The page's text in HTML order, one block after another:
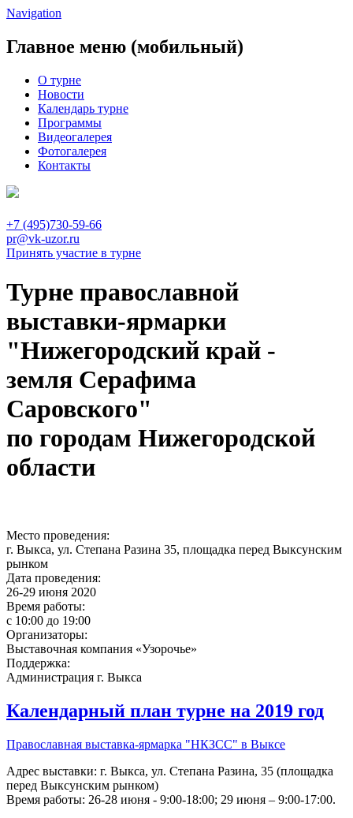
Navigation
Главное меню (мобильный)
О турне
Новости
Календарь турне
Программы
Видеогалерея
Фотогалерея
Контакты
+7 (495)730-59-66
pr@vk-uzor.ru
Принять участие в турне
Турне православной
выставки-ярмарки
"Нижегородский край -
земля Серафима
Саровского"
по городам Нижегородской
области
SISO20-
(1).jpg
Место проведения:
г. Выкса, ул. Степана Разина 35, площадка перед Выксунским
рынком
Дата проведения:
26-29 июня 2020
Время работы:
с 10:00 до 19:00
Организаторы:
Выставочная компания «Узорочье»
Поддержка:
Администрация г. Выкса
Календарный план турне на 2019 год
Православная выставка-ярмарка "НКЗСС" в Выксе
Адрес выставки: г. Выкса, ул. Степана Разина, 35 (площадка
перед Выксунским рынком)
Время работы: 26-28 июня - 9:00-18:00; 29 июня – 9:00-17:00.